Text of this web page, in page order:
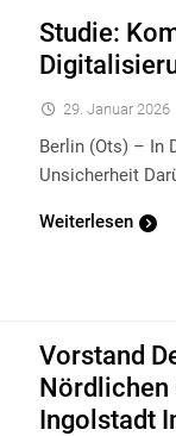
Studie:
29. Januar 2026
Berlin (ots) – In
Unsicherheit
Weiterlesen
Vorstand
Nördlichen
Ingolstadt